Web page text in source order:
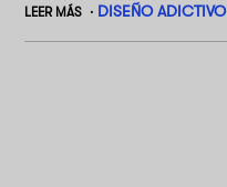
LEER MÁS DISEÑO ADICTIVO